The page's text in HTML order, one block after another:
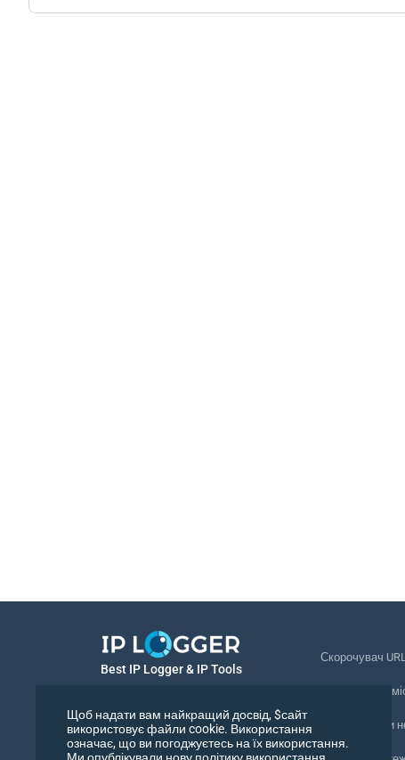
Best IP Logger & IP Tools
Українська
Українська
Скорочувач
Відстеження
Відстежувати
Щоб надати вам найкращий досвід, $сайт
використовує файли cookie. Використання
означає, що ви погоджуєтесь на їх використання.